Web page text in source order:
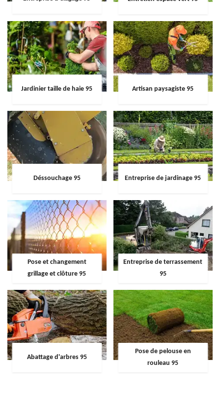
Jardinier taille de haie 95 Artisan paysagiste 95
Déssouchage 95 Entreprise de jardinage 95
Pose et changement
grillage et clôture 95
Entreprise de terrassement
95
Abattage d'arbres 95
Pose de pelouse en
rouleau 95